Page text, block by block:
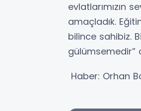
evlatlarımızın
amaçladık.
bilince sahibiz.
gülümsemedir”
Haber: Orhan